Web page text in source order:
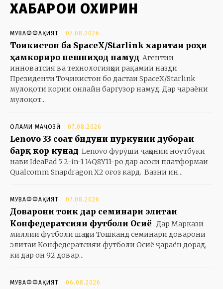
ХАБАРҲОИ ОХИРИН
МУВАФФАҚИЯТ 07.08.2026
Тоҷикистон ба SpaceX/Starlink харитаи роҳи
ҳамкориро пешниҳод намуд Агентии
инноватсия ва технологияҳои рақамии назди
Президенти Тоҷикистон бо дастаи SpaceX/Starlink
мулоқоти кории онлайн баргузор намуд. Дар ҷараёни
мулоқот...
ОЛАМИ МАҶОЗӢ 07.08.2026
Lenovo 33 соат бидуни пуркунии дубораи
барқ кор кунад Lenovo фурӯши ҷаҳонии ноутбуки
нави IdeaPad 5 2-in-1 14Q8Y11-ро дар асоси платформаи
Qualcomm Snapdragon X2 оғоз кард. Вазни ин...
МУВАФФАҚИЯТ 07.08.2026
Доварони тоҷик дар семинари элитаи
Конфедератсияи футболи Осиё Дар Маркази
миллии футболи шаҳри Тошканд семинари доварони
элитаи Конфедератсияи футболи Осиё ҷараён дорад,
ки дар он 92 довар...
МУВАФФАҚИЯТ 06.08.2026